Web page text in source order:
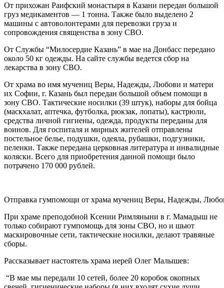
От прихожан Раифский монастыря в Казани передан большой
груз медикаментов — 1 тонна. Также было выделено 2
машины с автоволонтерами для перевозки груза и
сопровождения священства в зону СВО.
От Службы “Милосердие Казань” в мае на Донбасс передано
около 50 кг одежды. На сайте службы ведется сбор на
лекарства в зону СВО.
От храма во имя мучениц Веры, Надежды, Любови и матери
их Софии, г. Казань был передан большой объем помощи в
зону СВО. Тактические носилки (39 штук), наборы для бойца
(маскхалат, аптечка, футболка, рюкзак, лопаты), кастрюли,
средства личной гигиены, одежда, продукты переданы для
воинов. Для госпиталя и мирных жителей отправлены
постельное белье, подушки, одеяла, рубашки, подгузники,
пеленки. Также передана церковная литература и инвалидные
коляски. Всего для приобретения данной помощи было
потрачено 170 000 рублей.
Отправка гумпомощи от храма мучениц Веры, Надежды,
При храме преподобной Ксении Римляныни в г. Мамадыш не
только собирают гумпомощь для зоны СВО, но и шьют
маскировочные сети, тактические носилки, делают травяные
сборы.
Рассказывает настоятель храма иерей Олег Малышев:
“В мае мы передали 10 сетей, более 20 коробок окопных